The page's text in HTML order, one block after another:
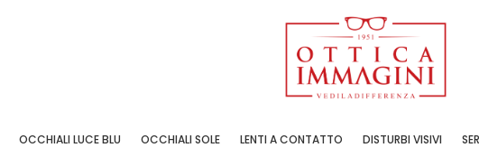
OCCHIALI LUCE BLU OCCHIALI SOLE LENTI A CONTATTO DISTURBI VISIVI